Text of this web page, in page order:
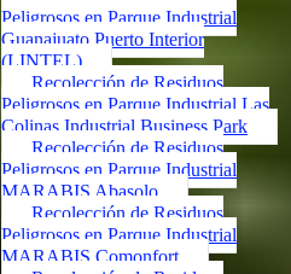
Peligrosos en Parque Industrial
Guanajuato Puerto Interior
(LINTEL)
Recolección de Residuos
Peligrosos en Parque Industrial Las
Colinas Industrial Business Park
Recolección de Residuos
Peligrosos en Parque Industrial
MARABIS Abasolo
Recolección de Residuos
Peligrosos en Parque Industrial
MARABIS Comonfort